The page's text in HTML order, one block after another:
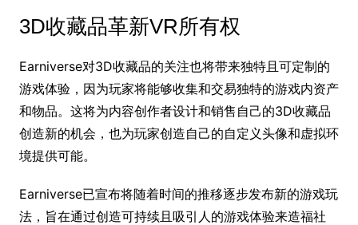
3D收藏品革新VR所有权
Earniverse对3D收藏品的关注也将带来独特且可定制的
游戏体验，因为玩家将能够收集和交易独特的游戏内资产
和物品。这将为内容创作者设计和销售自己的3D收藏品
创造新的机会，也为玩家创造自己的自定义头像和虚拟环
境提供可能。
Earniverse已宣布将随着时间的推移逐步发布新的游戏玩
法，旨在通过创造可持续且吸引人的游戏体验来造福社